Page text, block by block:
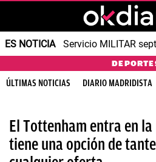
ES NOTICIA Servicio MILITAR
ÚLTIMAS NOTICIAS DIARIO MADRIDISTA
El Tottenham entra en
tiene una opción de